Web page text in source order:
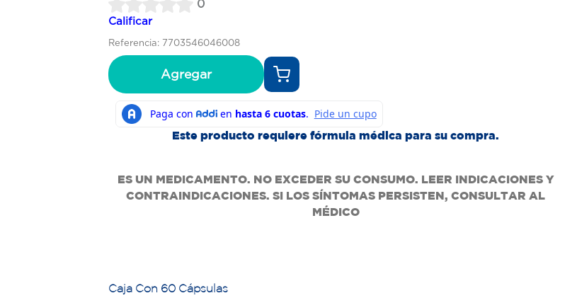
0
Calificar
Referencia: 7703546046008
Agregar
Este producto requiere fórmula médica para su compra.
ES UN MEDICAMENTO. NO EXCEDER SU CONSUMO. LEER INDICACIONES Y
CONTRAINDICACIONES. SI LOS SÍNTOMAS PERSISTEN, CONSULTAR AL
MÉDICO
Caja Con 60 Cápsulas